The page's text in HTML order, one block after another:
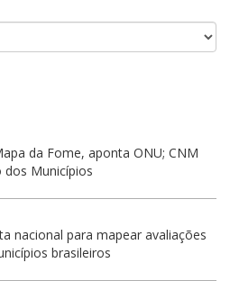
da Fome, aponta ONU; CNM
Municípios
nacional para mapear avaliações
brasileiros